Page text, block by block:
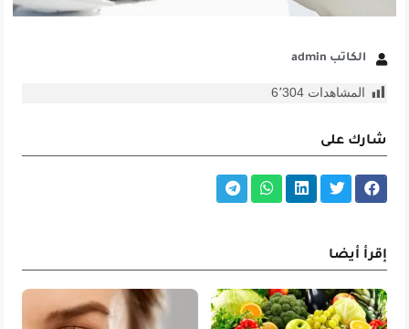
الكاتب admin
المشاهدات 6٬304
شارك على
إقرأ أيضا